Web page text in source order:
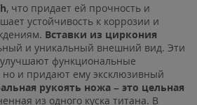
, что придает ей прочность и
устойчивость к коррозии и
Вставки из циркония
и уникальный внешний вид. Эти
функциональные
но и придают ему эксклюзивный
рукоять ножа – это цельная
из одного куска титана. В